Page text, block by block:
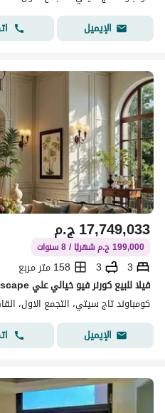
الإيميل
ج.م17,749,033
199,000 ج.م شهريًا / 8 سنوات
3
3
158 متر مربع
كومباوند تاج سيتي، التجمع الاول،
الإيميل